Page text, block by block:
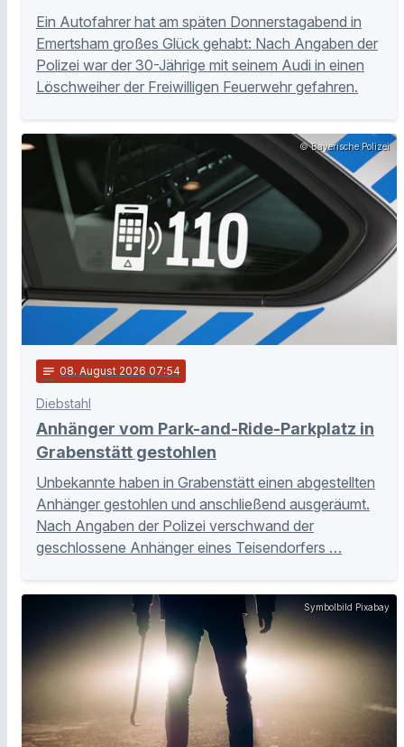
Ein Autofahrer hat am späten Donnerstagabend in
Emertsham großes Glück gehabt: Nach Angaben der
Polizei war der 30-Jährige mit seinem Audi in einen
Löschweiher der Freiwilligen Feuerwehr gefahren.
© Bayerische Polizei
notes 08. August 2026 07:54
Diebstahl
Anhänger vom Park-and-Ride-Parkplatz in
Grabenstätt gestohlen
Unbekannte haben in Grabenstätt einen abgestellten
Anhänger gestohlen und anschließend ausgeräumt.
Nach Angaben der Polizei verschwand der
geschlossene Anhänger eines Teisendorfers …
Symbolbild Pixabay